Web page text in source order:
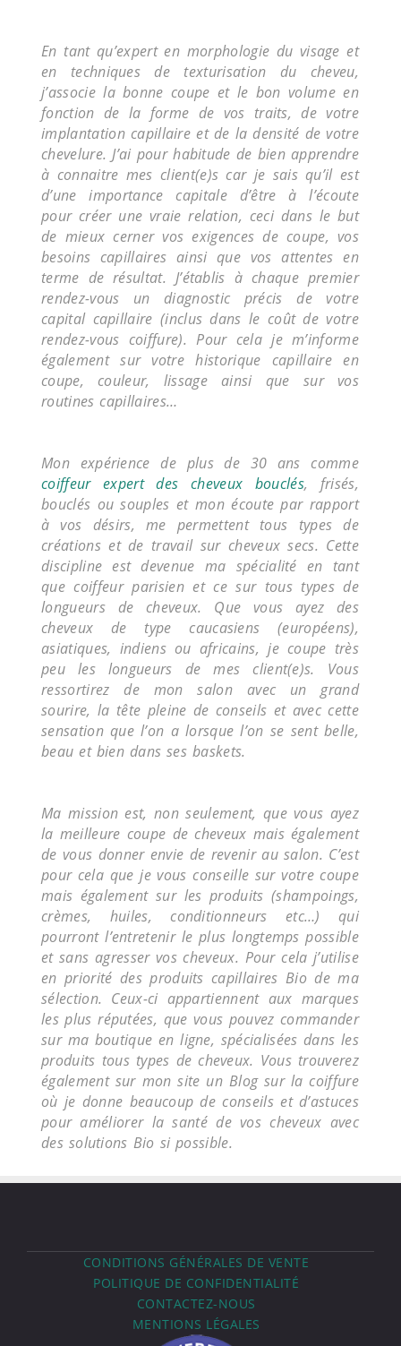
En tant qu’expert en morphologie du visage et
en techniques de texturisation du cheveu,
j’associe la bonne coupe et le bon volume en
fonction de la forme de vos traits, de votre
implantation capillaire et de la densité de votre
chevelure. J’ai pour habitude de bien apprendre
à connaitre mes client(e)s car je sais qu’il est
d’une importance capitale d’être à l’écoute
pour créer une vraie relation, ceci dans le but
de mieux cerner vos exigences de coupe, vos
besoins capillaires ainsi que vos attentes en
terme de résultat. J’établis à chaque premier
rendez-vous un diagnostic précis de votre
capital capillaire (inclus dans le coût de votre
rendez-vous coiffure). Pour cela je m’informe
également sur votre historique capillaire en
coupe, couleur, lissage ainsi que sur vos
routines capillaires…
Mon expérience de plus de 30 ans comme
coiffeur expert des cheveux bouclés, frisés,
bouclés ou souples et mon écoute par rapport
à vos désirs, me permettent tous types de
créations et de travail sur cheveux secs. Cette
discipline est devenue ma spécialité en tant
que coiffeur parisien et ce sur tous types de
longueurs de cheveux. Que vous ayez des
cheveux de type caucasiens (européens),
asiatiques, indiens ou africains, je coupe très
peu les longueurs de mes client(e)s. Vous
ressortirez de mon salon avec un grand
sourire, la tête pleine de conseils et avec cette
sensation que l’on a lorsque l’on se sent belle,
beau et bien dans ses baskets.
Ma mission est, non seulement, que vous ayez
la meilleure coupe de cheveux mais également
de vous donner envie de revenir au salon. C’est
pour cela que je vous conseille sur votre coupe
mais également sur les produits (shampoings,
crèmes, huiles, conditionneurs etc…) qui
pourront l’entretenir le plus longtemps possible
et sans agresser vos cheveux. Pour cela j’utilise
en priorité des produits capillaires Bio de ma
sélection. Ceux-ci appartiennent aux marques
les plus réputées, que vous pouvez commander
sur ma boutique en ligne, spécialisées dans les
produits tous types de cheveux. Vous trouverez
également sur mon site un Blog sur la coiffure
où je donne beaucoup de conseils et d’astuces
pour améliorer la santé de vos cheveux avec
des solutions Bio si possible.
CONDITIONS GÉNÉRALES DE VENTE
POLITIQUE DE CONFIDENTIALITÉ
CONTACTEZ-NOUS
MENTIONS LÉGALES